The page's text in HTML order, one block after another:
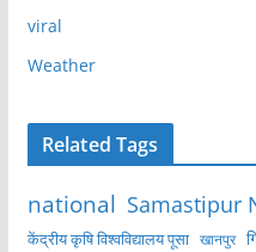
viral
Weather
Related Tags
national Samastipur
केंद्रीय कृषि विश्वविद्यालय पूसा खानपुर